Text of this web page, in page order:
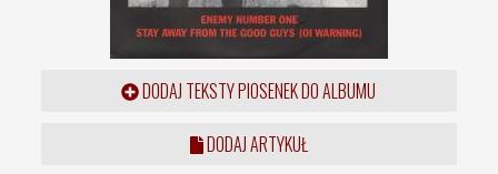
DODAJ TEKSTY PIOSENEK DO ALBUMU
DODAJ ARTYKUŁ